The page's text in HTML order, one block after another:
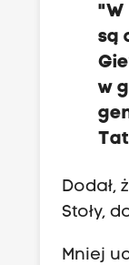
"W
są
w
Dodał,
Stoły,
Mniej